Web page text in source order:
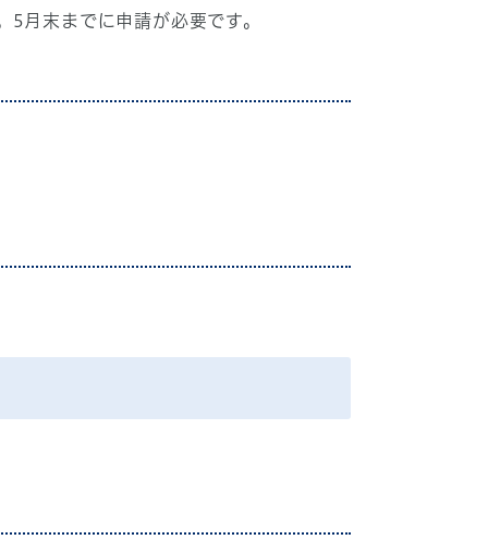
月末までに申請が必要です。